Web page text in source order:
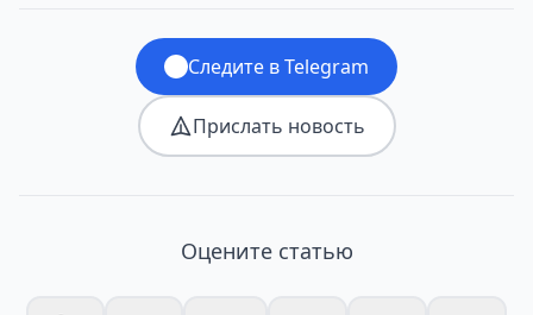
Следите в Telegram
Прислать новость
Оцените статью